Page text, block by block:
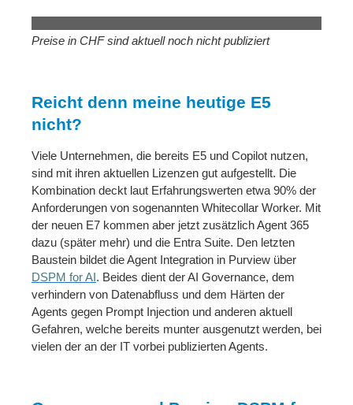
Preise in CHF sind aktuell noch nicht publiziert
Reicht denn meine heutige E5
nicht?
Viele Unternehmen, die bereits E5 und Copilot nutzen,
sind mit ihren aktuellen Lizenzen gut aufgestellt. Die
Kombination deckt laut Erfahrungswerten etwa 90% der
Anforderungen von sogenannten Whitecollar Worker. Mit
der neuen E7 kommen aber jetzt zusätzlich Agent 365
dazu (später mehr) und die Entra Suite. Den letzten
Baustein bildet die Agent Integration in Purview über
DSPM for AI. Beides dient der AI Governance, dem
verhindern von Datenabfluss und dem Härten der
Agents gegen Prompt Injection und anderen aktuell
Gefahren, welche bereits munter ausgenutzt werden, bei
vielen der an der IT vorbei publizierten Agents.